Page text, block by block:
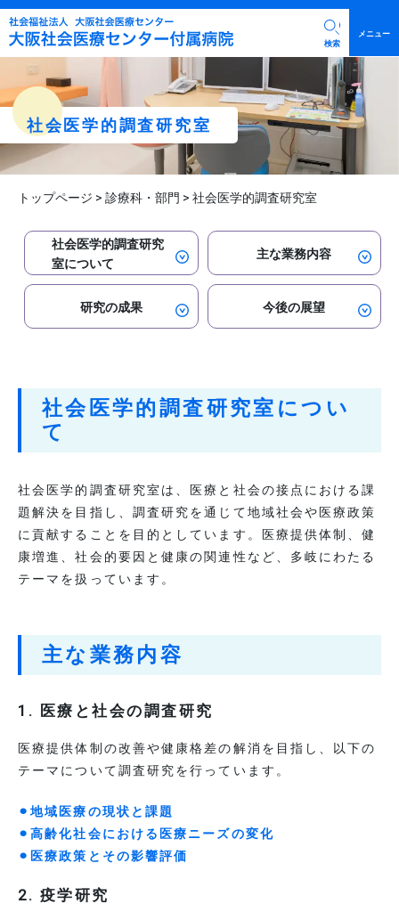
検索
メニュー
院長挨拶
病院概要・施設案内
沿革・初代院長について
広報活動
診療科部門
外科
整形外科
看護部
訪問看護ステーション
医療技術部門
内視鏡センター
臨床検査室
栄養室
薬事部門
患者支援部門
地域連携センター
福祉相談係
社会医学的調査研究室
診療時間・救急・時間外診療について
外来担当表・休診・代診情報
初診・再診・保険証等について
診断書・紹介状・処方箋再発行
入院の流れ
入院に必要なもの
社会医学的調査研究室
トップページ > 診療科・部門 > 社会医学的調査研究室
社会医学的調査研究
室について
主な業務内容
研究の成果 今後の展望
社会医学的調査研究室につい
て
社会医学的調査研究室は、医療と社会の接点における課
題解決を目指し、調査研究を通じて地域社会や医療政策
に貢献することを目的としています。医療提供体制、健
康増進、社会的要因と健康の関連性など、多岐にわたる
テーマを扱っています。
主な業務内容
1. 医療と社会の調査研究
医療提供体制の改善や健康格差の解消を目指し、以下の
テーマについて調査研究を行っています。
⚫︎地域医療の現状と課題
⚫︎高齢化社会における医療ニーズの変化
⚫︎医療政策とその影響評価
2. 疫学研究